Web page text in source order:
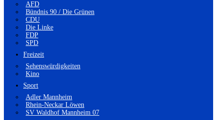
AFD
Bündnis 90 / Die Grünen
CDU
Die Linke
FDP
SPD
Freizeit
Sehenswürdigkeiten
Kino
Sport
Adler Mannheim
Rhein-Neckar Löwen
SV Waldhof Mannheim 07